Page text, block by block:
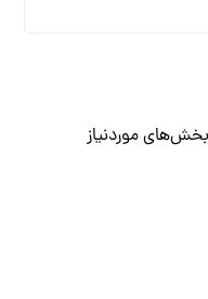
بخش‌های موردنیاز